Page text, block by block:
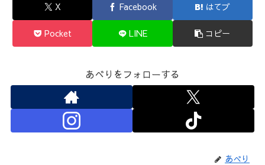
X Facebook はてブ
Pocket LINE コピー
あべりをフォローする
あべり